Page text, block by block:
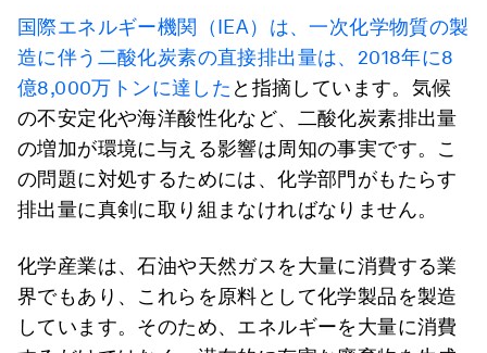
国際エネルギー機関（IEA）は、一次化学物質の製
造に伴う二酸化炭素の直接排出量は、2018年に8
億8,000万トンに達した と指摘しています。気候
の不安定化や海洋酸性化など、二酸化炭素排出量
の増加が環境に与える影響は周知の事実です。こ
の問題に対処するためには、化学部門がもたらす
排出量に真剣に取り組まなければなりません。
化学産業は、石油や天然ガスを大量に消費する業
界でもあり、これらを原料として化学製品を製造
しています。そのため、エネルギーを大量に消費